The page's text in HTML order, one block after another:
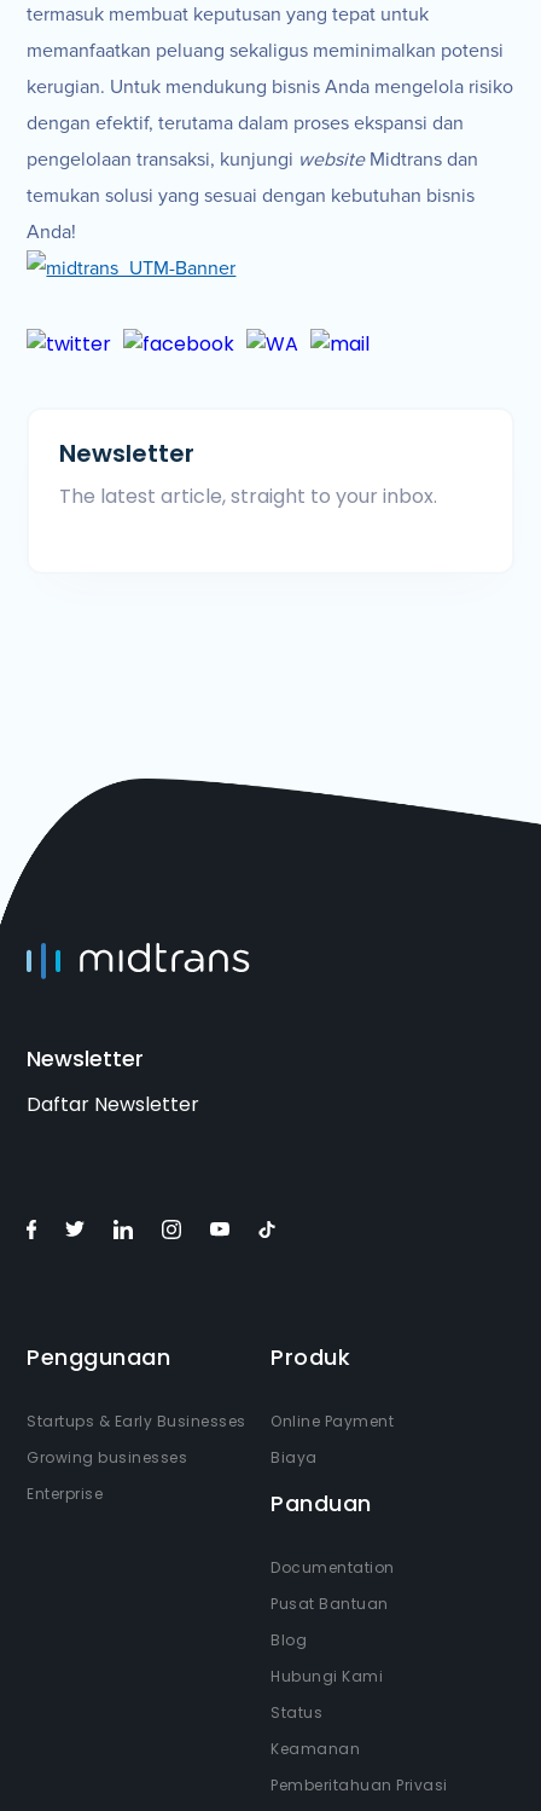
termasuk membuat keputusan yang tepat untuk
memanfaatkan peluang sekaligus meminimalkan potensi
kerugian. Untuk mendukung bisnis Anda mengelola risiko
dengan efektif, terutama dalam proses ekspansi dan
pengelolaan transaksi, kunjungi website Midtrans dan
temukan solusi yang sesuai dengan kebutuhan bisnis
Anda!
Newsletter
The latest article, straight to your inbox.
Newsletter
Daftar Newsletter
Penggunaan
Startups & Early Businesses
Growing businesses
Enterprise
Produk
Online Payment
Biaya
Panduan
Documentation
Pusat Bantuan
Blog
Hubungi Kami
Status
Keamanan
Pemberitahuan Privasi